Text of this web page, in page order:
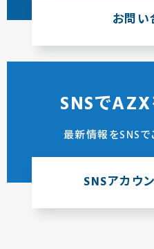
お問い
SNSで
最新情報をSNS
SNSアカウ